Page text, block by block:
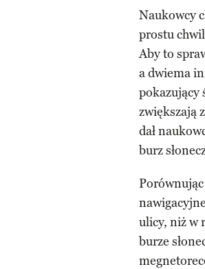
Naukowcy
prostu
Aby to
a dwiema
pokazujący
zwiększają
dał
burz
ulicy, niż w
burze